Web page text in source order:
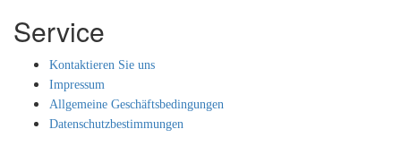
Service
Kontaktieren Sie uns
Impressum
Allgemeine Geschäftsbedingungen
Datenschutzbestimmungen